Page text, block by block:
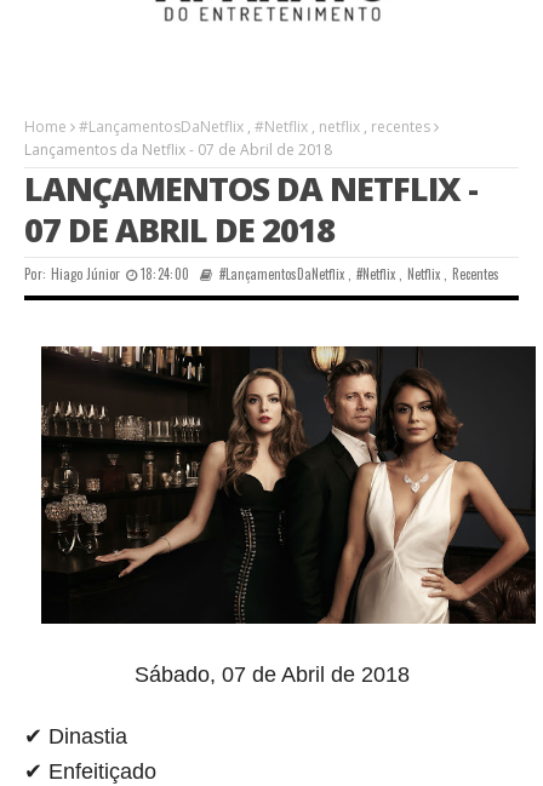
Home #LançamentosDaNetflix , #Netflix , netflix , recentes
Lançamentos da Netflix - 07 de Abril de 2018
LANÇAMENTOS DA NETFLIX -
07 DE ABRIL DE 2018
Por: Hiago Júnior 18:24:00 #LançamentosDaNetflix ,#Netflix Netflix, Recentes
Sábado, 07 de Abril de 2018
✔ Dinastia
✔ Enfeitiçado